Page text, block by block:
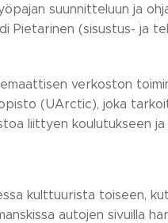
suunnitteluun ja
(sisustus- ja
verkoston
(UArctic), joka
liittyen koulutukseen ja
kulttuurista toiseen,
autojen sivuilla